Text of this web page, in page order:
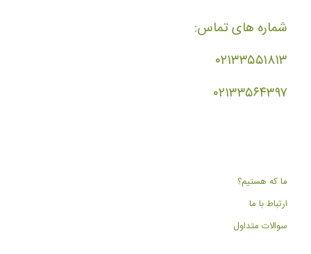
شماره های تماس:
۰۲۱۳۳۵۵۱۸۱۳
۰۲۱۳۳۵۶۴۳۹۷
ما که هستیم؟
ارتباط با ما
سوالات متداول